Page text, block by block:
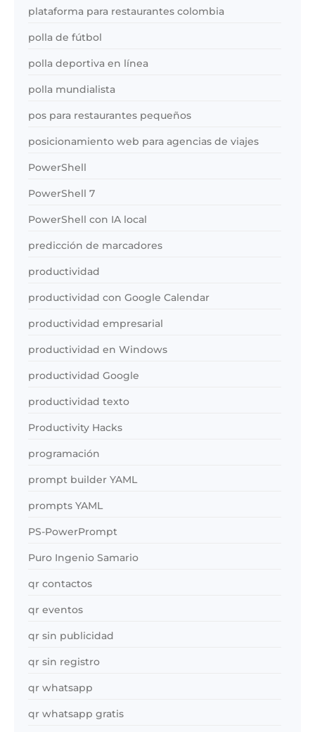
plataforma para restaurantes colombia
polla de fútbol
polla deportiva en línea
polla mundialista
pos para restaurantes pequeños
posicionamiento web para agencias de viajes
PowerShell
PowerShell 7
PowerShell con IA local
predicción de marcadores
productividad
productividad con Google Calendar
productividad empresarial
productividad en Windows
productividad Google
productividad texto
Productivity Hacks
programación
prompt builder YAML
prompts YAML
PS-PowerPrompt
Puro Ingenio Samario
qr contactos
qr eventos
qr sin publicidad
qr sin registro
qr whatsapp
qr whatsapp gratis